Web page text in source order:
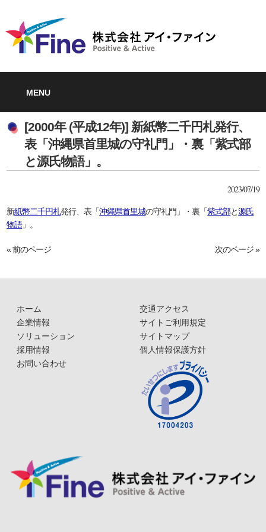
MENU
[2000年 (平成12年)] 新紙幣二千円札発行、
表「沖縄県首里城の守礼門」・裏「紫式部
と源氏物語」。
2023/07/19
新紙幣二千円札発行、表「沖縄県首里城の守礼門」・裏「紫式部と源氏
物語」。
« 前のページ 次のページ »
ホーム
企業情報
ソリューション
採用情報
お問い合わせ
交通アクセス
サイトご利用規定
サイトマップ
個人情報保護方針